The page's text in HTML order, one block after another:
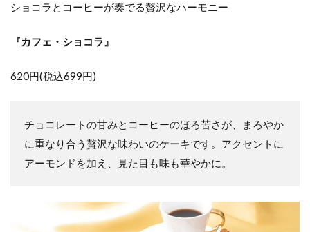
ショコラとコーヒーが奏でる贅沢なハーモニー
『カフェ・ショコラ』
620円(税込699円)
チョコレートの甘みとコーヒーのほろ苦さが、まろやか
に重なり合う贅沢な味わいのケーキです。アクセントに
アーモンドを加え、見た目も味も華やかに。